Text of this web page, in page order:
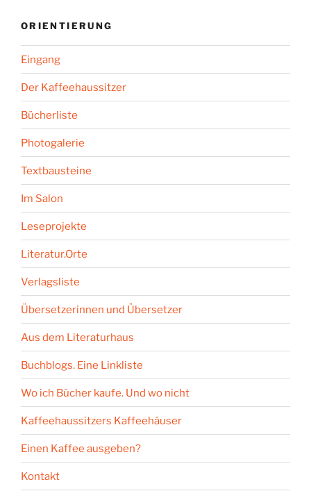
ORIENTIERUNG
Eingang
Der Kaffeehaussitzer
Bücherliste
Photogalerie
Textbausteine
Im Salon
Leseprojekte
Literatur.Orte
Verlagsliste
Übersetzerinnen und Übersetzer
Aus dem Literaturhaus
Buchblogs. Eine Linkliste
Wo ich Bücher kaufe. Und wo nicht
Kaffeehaussitzers Kaffeehäuser
Einen Kaffee ausgeben?
Kontakt